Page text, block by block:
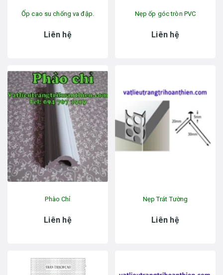
Ốp cao su chống va đập.
Liên hệ
Nẹp ốp góc tròn PVC
Liên hệ
Phào Chỉ
Liên hệ
Nẹp Trát Tường
Liên hệ